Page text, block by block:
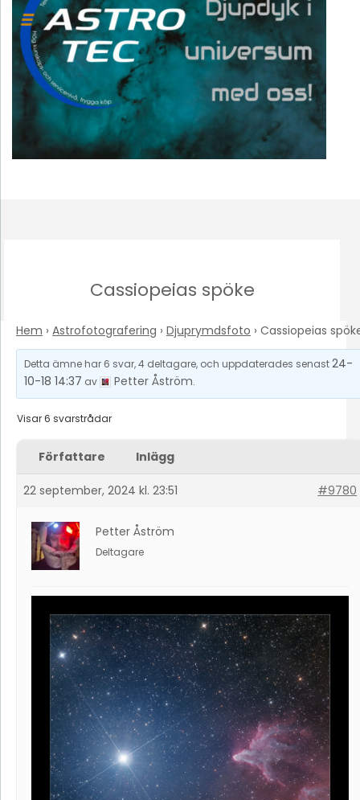
Cassiopeias spöke
Hem › Astrofotografering › Djuprymdsfoto › Cassiopeias
Detta ämne har 6 svar, 4 deltagare, och uppdaterades senast24-
10-18 14:37 av Petter Åström.
Visar 6 svarstrådar
Författare Inlägg
22 september, 2024 kl. 23:51 #9780
Petter Åström
Deltagare